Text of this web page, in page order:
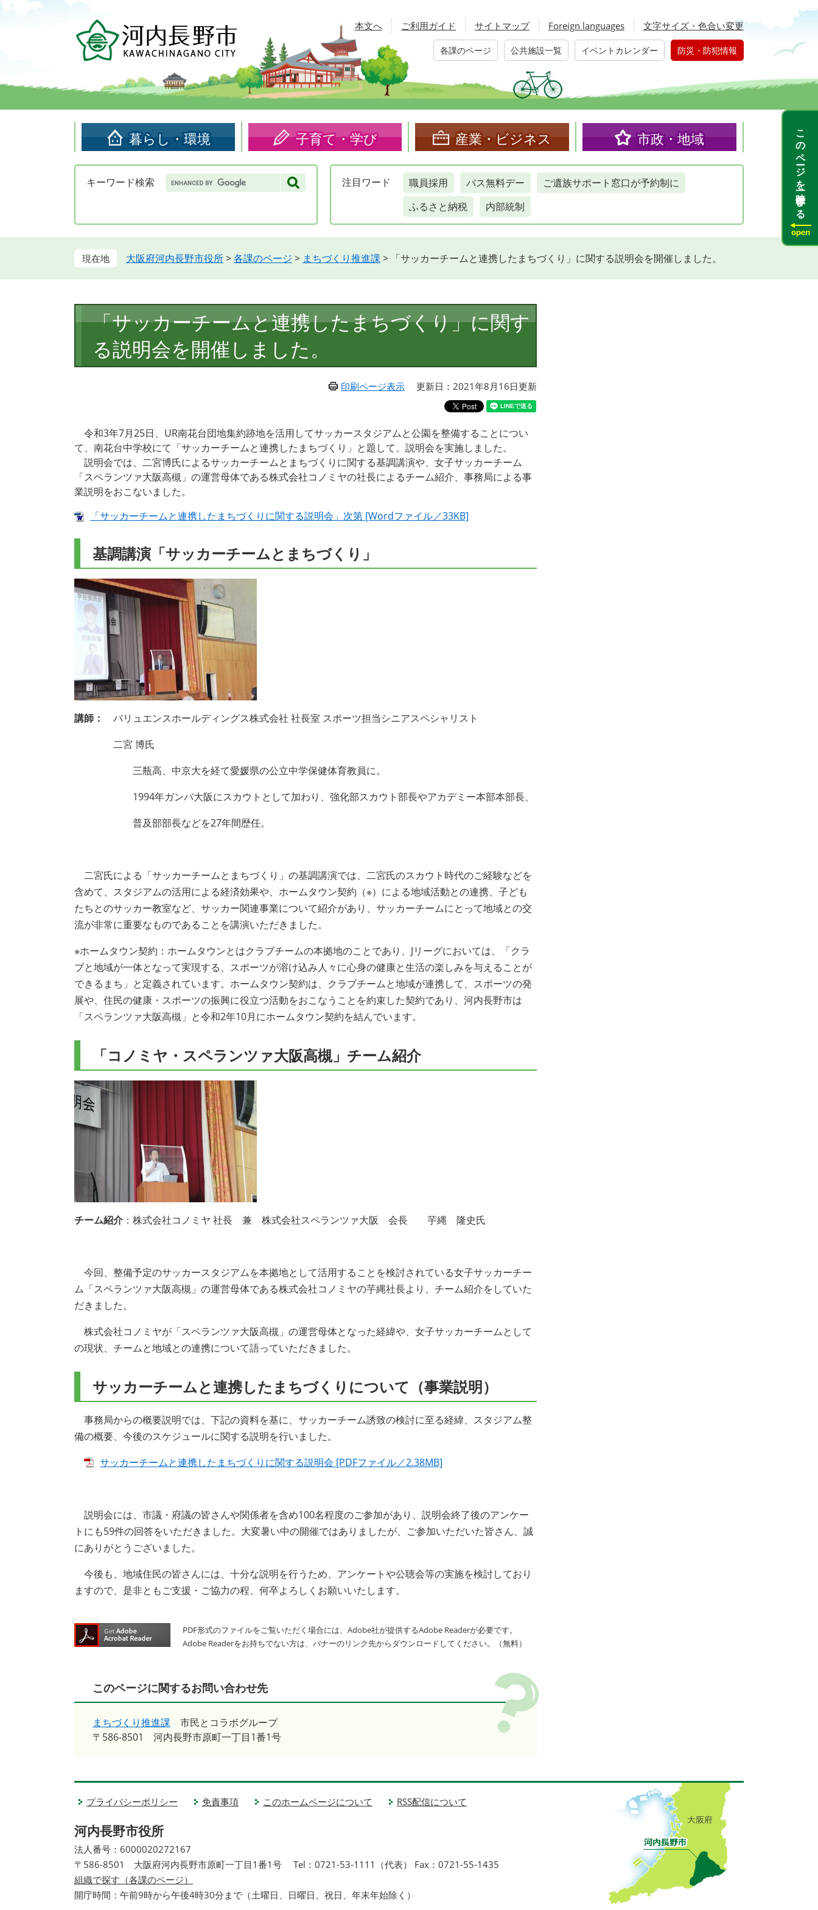
頭
す。
飛
し
本文へ ご利用ガイド サイトマップ Foreign languages 文字サイズ・色合い変更
各課のページ 公共施設一覧 イベントカレンダー 防災・防犯情報
暮らし・環境 子育て・学び 産業・ビジネス 市政・地域
キーワード検索 Google
カ
検
注目 ワード 職員採用 バス無料デー
ご遺族サポート窓口が予約制に
ふるさと納税
内部統制
大阪府河内長野市役所>各課のページ > まちづくり推進課 > 「サッカーチームと連携したまちづくり」に関する説明会を開催しました。
文
「サッカーチームと連携したまちづくり」に関す
る説明会を開催しました。
印刷ページ表示 更新日：2021年8月16日更新
令和3年7月25日、UR南花台団地集約跡地を活用してサッカースタジアムと公園を整備することについ
て、南花台中学校にて「サッカーチームと連携したまちづくり」と題して、説明会を実施しました。
説明会では、二宮博氏によるサッカーチームとまちづくりに関する基調講演や、女子サッカーチーム
「スペランツァ大阪高槻」の運営母体である株式会社コノミヤの社長によるチーム紹介、事務局による事
業説明をおこないました。
「サッカーチームと連携したまちづくりに関する説明会」次第 [Wordファイル／33KB]
基調講演「サッカーチームとまちづくり」
講師： バリュエンスホールディングス株式会社 社長室 スポーツ担当シニアスペシャリスト
二宮 博氏
三瓶高、中京大を経て愛媛県の公立中学保健体育教員に。
1994年ガンバ大阪にスカウトとして加わり、強化部スカウト部長やアカデミー本部本部長、
普及部部長などを27年間歴任。
二宮氏による「サッカーチームとまちづくり」の基調講演では、二宮氏のスカウト時代のご経験などを
含めて、スタジアムの活用による経済効果や、ホームタウン契約（※）による地域活動との連携、子ども
たちとのサッカー教室など、サッカー関連事業について紹介があり、サッカーチームにとって地域との交
流が非常に重要なものであることを講演いただきました。
※ホームタウン契約：ホームタウンとはクラブチームの本拠地のことであり、Jリーグにおいては、「クラ
ブと地域が一体となって実現する、スポーツが溶け込み人々に心身の健康と生活の楽しみを与えることが
できるまち」と定義されています。ホームタウン契約は、クラブチームと地域が連携して、スポーツの発
展や、住民の健康・スポーツの振興に役立つ活動をおこなうことを約束した契約であり、河内長野市は
「スペランツァ大阪高槻」と令和2年10月にホームタウン契約を結んでいます。
「コノミヤ・スペランツァ大阪高槻」チーム紹介
チーム紹介 ：株式会社コノミヤ 社長 兼 株式会社スペランツァ大阪 会長 芋縄 隆史氏
今回、整備予定のサッカースタジアムを本拠地として活用することを検討されている女子サッカーチー
ム「スペランツァ大阪高槻」の運営母体である株式会社コノミヤの芋縄社長より、チーム紹介をしていた
だきました。
株式会社コノミヤが「スペランツァ大阪高槻」の運営母体となった経緯や、女子サッカーチームとして
の現状、チームと地域との連携について語っていただきました。
サッカーチームと連携したまちづくりについて（事業説明）
事務局からの概要説明では、下記の資料を基に、サッカーチーム誘致の検討に至る経緯、スタジアム整
備の概要、今後のスケジュールに関する説明を行いました。
サッカーチームと連携したまちづくりに関する説明会 [PDFファイル／2.38MB]
説明会には、市議・府議の皆さんや関係者を含め100名程度のご参加があり、説明会終了後のアンケー
トにも59件の回答をいただきました。大変暑い中の開催ではありましたが、ご参加いただいた皆さん、誠
にありがとうございました。
今後も、地域住民の皆さんには、十分な説明を行うため、アンケートや公聴会等の実施を検討しており
ますので、是非ともご支援・ご協力の程、何卒よろしくお願いいたします。
PDF形式のファイルをご覧いただく場合には、Adobe社が提供するAdobe Readerが必要です。
Adobe Readerをお持ちでない方は、バナーのリンク先からダウンロードしてください。（無料）
このページに関するお問い合わせ先
まちづくり推進課
市民とコラボグループ
〒586-8501
河内長野市原町一丁目1番1号
プライバシーポリシー 免責事項 このホームページについて RSS配信について
河内長野市役所
法人番号：6000020272167
〒586-8501 大阪府河内長野市原町一丁目1番1号
Tel：0721-53-1111（代表） Fax：0721-55-1435
組織で探す（各課のページ）
開庁時間：午前9時から午後4時30分まで（土曜日、日曜日、祝日、年末年始除く）
このページを一時保存する